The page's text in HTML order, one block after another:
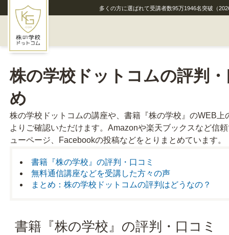
多くの方に選ばれて受講者数95万1946名突破 （
株の学校ドットコムとは
通学講座
無料通信講座『銘柄選びの教科書』
メディア実績
講師紹介
株の学校ドットコムの評判
め
株の学校ドットコムの講座や、書籍『株の学校』のWEB上
よりご確認いただけます。Amazonや楽天ブックスなど信
ューページ、Facebookの投稿などをとりまとめています。
書籍『株の学校』の評判・口コミ
無料通信講座などを受講した方々の声
まとめ：株の学校ドットコムの評判はどうなの？
書籍『株の学校』の評判・口コミ